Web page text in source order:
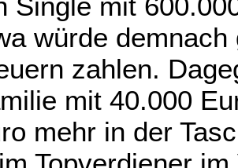
würde
zahlen.
mit 40.000
mehr in der